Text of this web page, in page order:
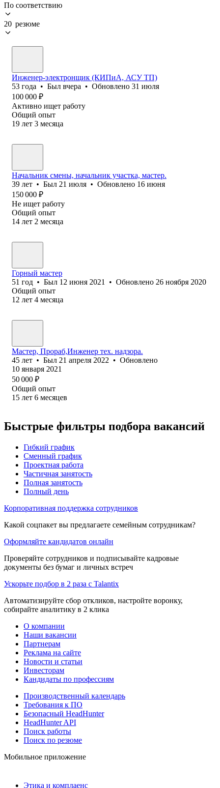
По соответствию
20 резюме
Инженер-электронщик (КИПиА, АСУ ТП)
53 года • Был вчера • Обновлено 31 июля
100 000 ₽
Активно ищет работу
Общий опыт
19 лет 3 месяца
Начальник смены, начальник участка, мастер.
39 лет • Был 21 июля • Обновлено 16 июня
150 000 ₽
Не ищет работу
Общий опыт
14 лет 2 месяца
Горный мастер
51 год • Был 12 июня 2021 • Обновлено 26 ноября 2020
Общий опыт
12 лет 4 месяца
Мастер, Прораб,Инженер тех. надзора.
45 лет • Был 21 апреля 2022 • Обновлено
10 января 2021
50 000 ₽
Общий опыт
15 лет 6 месяцев
Быстрые фильтры подбора вакансий
Гибкий график
Сменный график
Проектная работа
Частичная занятость
Полная занятость
Полный день
Корпоративная поддержка сотрудников
Какой соцпакет вы предлагаете семейным сотрудникам?
Оформляйте кандидатов онлайн
Проверяйте сотрудников и подписывайте кадровые
документы без бумаг и личных встреч
Ускорьте подбор в 2 раза с Talantix
Автоматизируйте сбор откликов, настройте воронку,
собирайте аналитику в 2 клика
О компании
Наши вакансии
Партнерам
Реклама на сайте
Новости и статьи
Инвесторам
Кандидаты по профессиям
Производственный календарь
Требования к ПО
Безопасный HeadHunter
HeadHunter API
Поиск работы
Поиск по резюме
Мобильное приложение
Этика и комплаенс